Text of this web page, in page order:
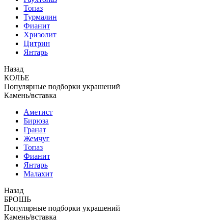
Топаз
Турмалин
Фианит
Хризолит
Цитрин
Янтарь
Назад
КОЛЬЕ
Популярные подборки украшений
Камень/вставка
Аметист
Бирюза
Гранат
Жемчуг
Топаз
Фианит
Янтарь
Малахит
Назад
БРОШЬ
Популярные подборки украшений
Камень/вставка